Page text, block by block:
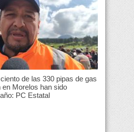
de las 330 pipas de gas
en Morelos han sido
PC Estatal